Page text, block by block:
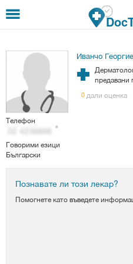
Премини към основното съдържание
Иванчо
предавани
0 дали оценка
Телефон
Говорими езици
Български
Познавате ли този лекар?
Помогнете като въведете